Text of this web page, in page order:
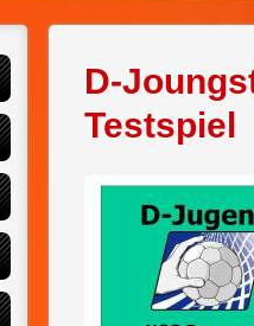
D-
Testspiel